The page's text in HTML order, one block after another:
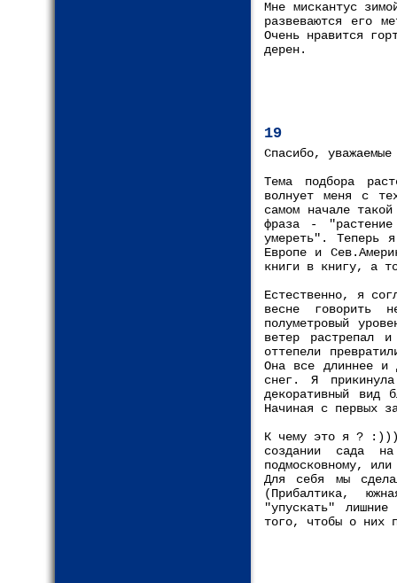
Мне мискантус
развеваются его
Очень нравится
дерен.
19
Спасибо,
Тема подбора
волнует меня с
самом начале
фраза -
умереть". Теперь
Европе и
книги в книгу, а
Естественно, я
весне говорить
полуметровый
ветер растрепал
оттепели
Она все длиннее и
снег. Я
декоративный вид
Начиная с первых
К чему это я ? :)))
создании сада
подмосковному,
Для себя мы
(Прибалтика,
"упускать"
того, чтобы о них